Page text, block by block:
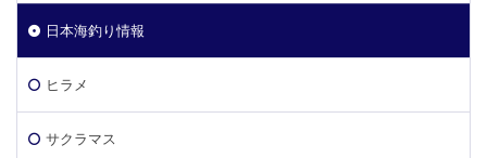
日本海釣り情報
ヒラメ
サクラマス